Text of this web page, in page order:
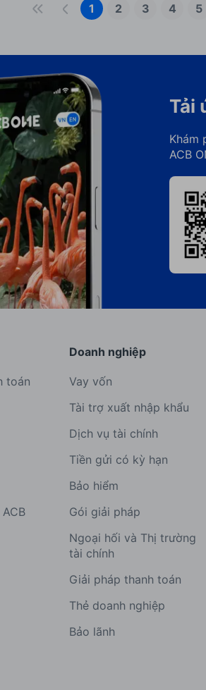
1 2 3 4 5
Tải
Khám
ACB
toán
Doanh nghiệp
Vay vốn
Tài trợ xuất nhập khẩu
Dịch vụ tài chính
Tiền gửi có kỳ hạn
Bảo hiểm
Gói giải pháp
Ngoại hối và Thị trường
tài chính
Giải pháp thanh toán
Thẻ doanh nghiệp
Bảo lãnh